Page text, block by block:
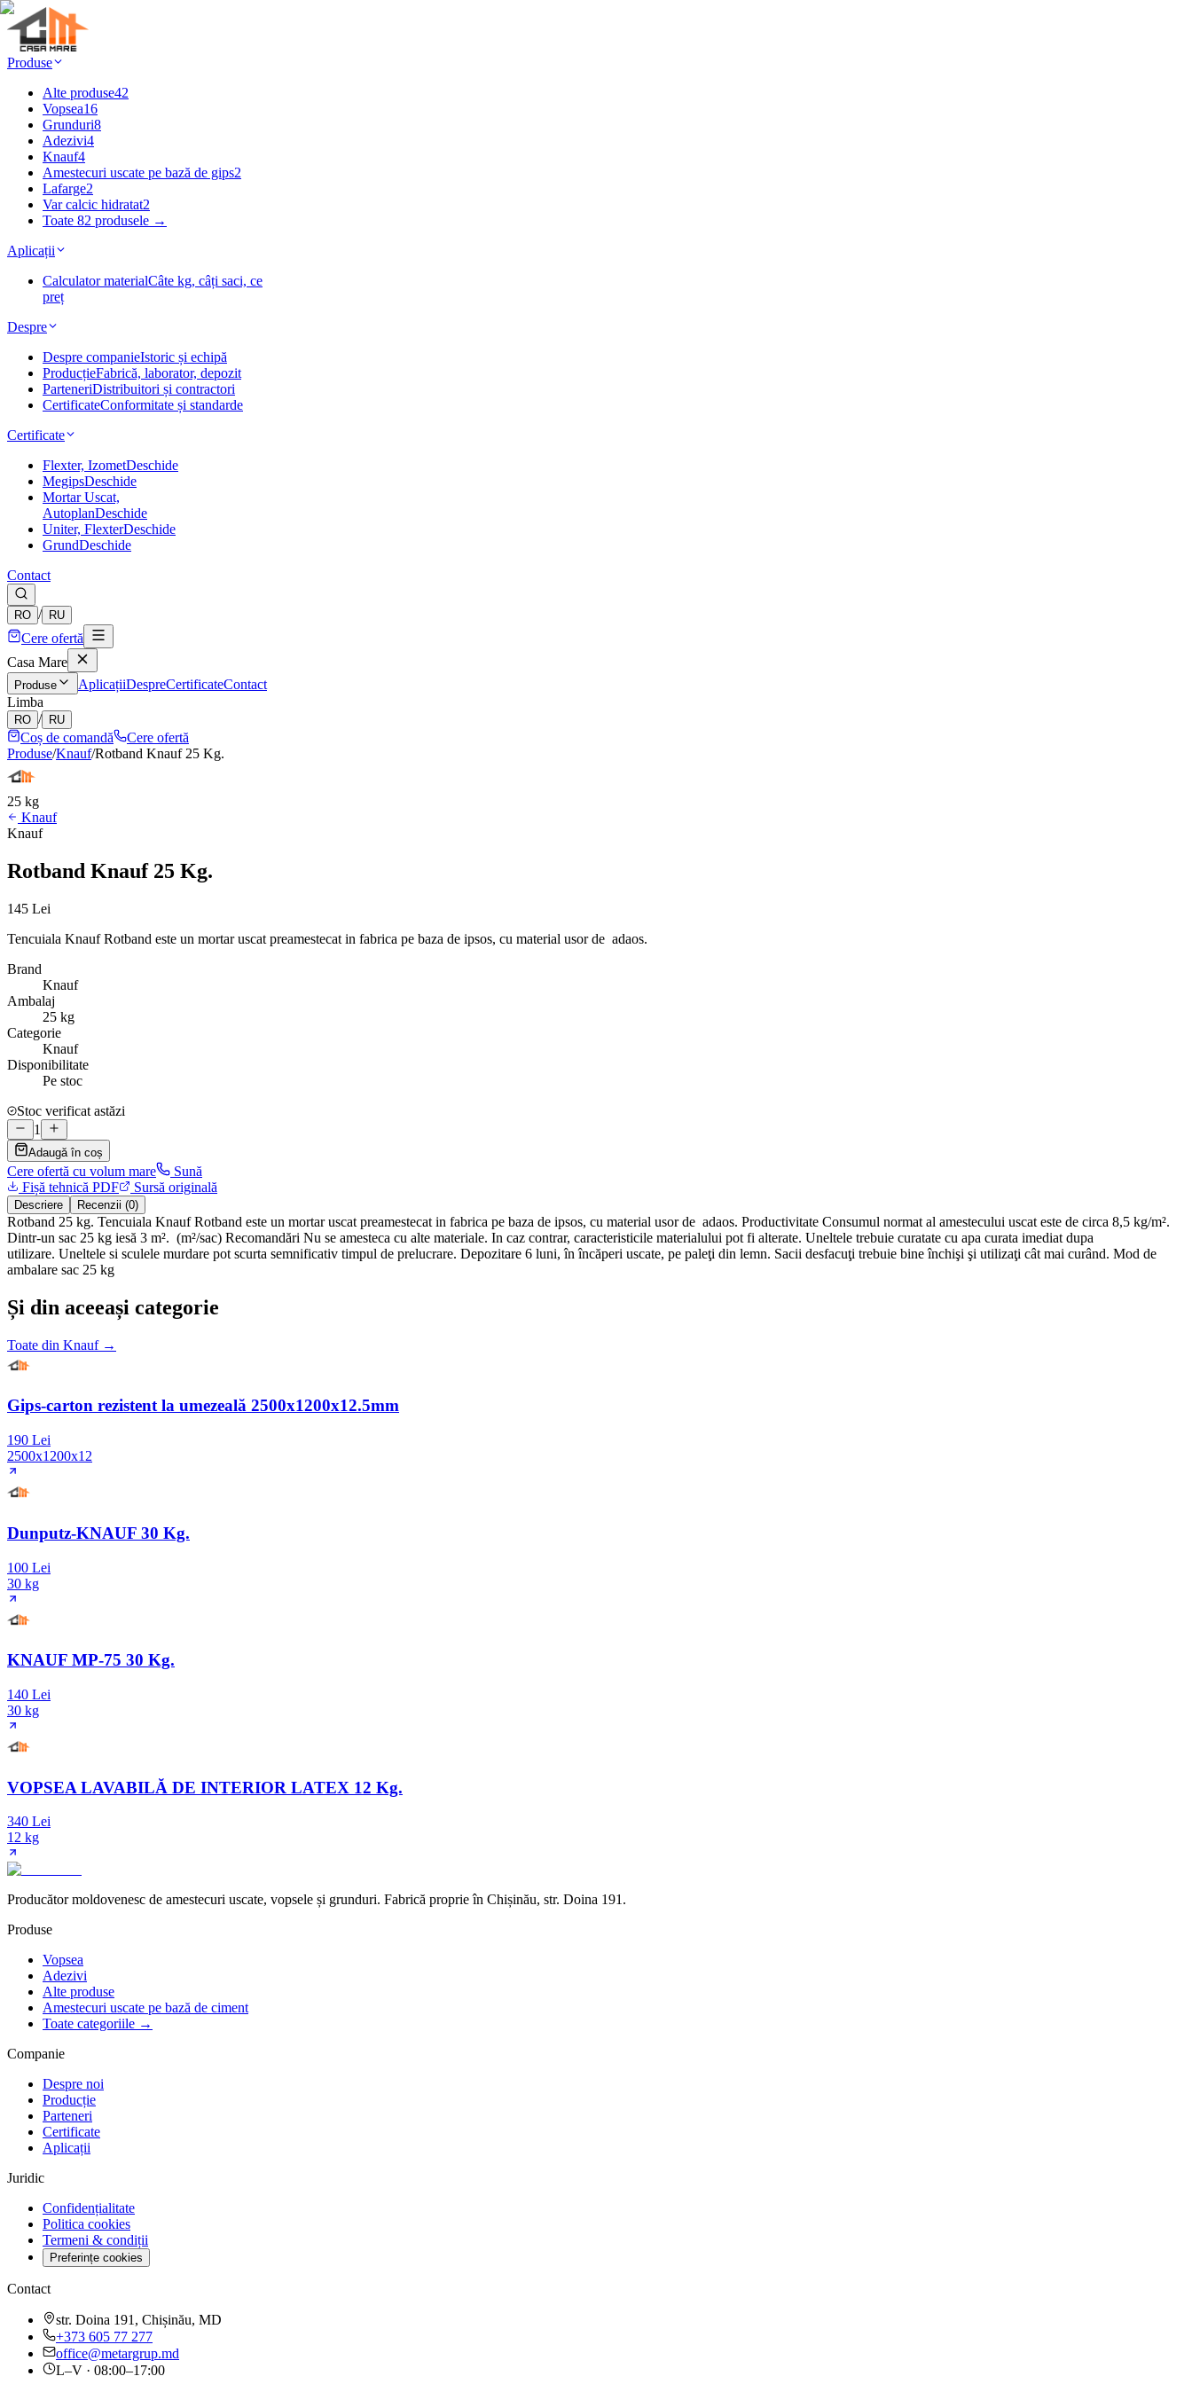
Produse
Alte produse42
Vopsea16
Grunduri8
Adezivi4
Knauf4
Amestecuri uscate pe bază de gips2
Lafarge2
Var calcic hidratat2
Toate 82 produsele →
Aplicații
Calculator materialCâte kg, câți saci, ce
preț
Despre
Despre companieIstoric și echipă
ProducțieFabrică, laborator, depozit
ParteneriDistribuitori și contractori
CertificateConformitate și standarde
Certificate
Flexter, IzometDeschide
MegipsDeschide
Mortar Uscat,
AutoplanDeschide
Uniter, FlexterDeschide
GrundDeschide
Contact
RO / RU
Cere ofertă
Casa Mare
Produse AplicațiiDespreCertificateContact
Limba
RO / RU
Coș de comandă
Cere ofertă
Produse/Knauf/Rotband Knauf 25 Kg.
25 kg
Knauf
Knauf
Rotband Knauf 25 Kg.
145 Lei
Tencuiala Knauf Rotband este un mortar uscat preamestecat in fabrica pe baza de ipsos, cu material usor de adaos.
Brand
Knauf
Ambalaj
25 kg
Categorie
Knauf
Disponibilitate
Pe stoc
Stoc verificat astăzi
1
Adaugă în coș
Cere ofertă cu volum mare
Sună
Fișă tehnică PDF
Sursă originală
Descriere Recenzii (0)
Rotband 25 kg. Tencuiala Knauf Rotband este un mortar uscat preamestecat in fabrica pe baza de ipsos, cu material usor de adaos. Productivitate Consumul normat al amestecului uscat este de circa 8,5 kg/m².
Dintr-un sac 25 kg iesă 3 m². (m²/sac) Recomandări Nu se amesteca cu alte materiale. In caz contrar, caracteristicile materialului pot fi alterate. Uneltele trebuie curatate cu apa curata imediat dupa
utilizare. Uneltele si sculele murdare pot scurta semnificativ timpul de prelucrare. Depozitare 6 luni, în încăperi uscate, pe paleţi din lemn. Sacii desfacuţi trebuie bine închişi şi utilizaţi cât mai curând. Mod de
ambalare sac 25 kg
Și din aceeași categorie
Toate din Knauf→
Gips-carton rezistent la umezeală 2500x1200x12.5mm
190 Lei
2500x1200x12
Dunputz-KNAUF 30 Kg.
100 Lei
30 kg
KNAUF MP-75 30 Kg.
140 Lei
30 kg
VOPSEA LAVABILĂ DE INTERIOR LATEX 12 Kg.
340 Lei
12 kg
Producător moldovenesc de amestecuri uscate, vopsele și grunduri. Fabrică proprie în Chișinău, str. Doina 191.
Produse
Vopsea
Adezivi
Alte produse
Amestecuri uscate pe bază de ciment
Toate categoriile →
Companie
Despre noi
Producție
Parteneri
Certificate
Aplicații
Juridic
Confidențialitate
Politica cookies
Termeni & condiții
Preferințe cookies
Contact
str. Doina 191, Chișinău, MD
+373 605 77 277
office@metargrup.md
L–V · 08:00–17:00